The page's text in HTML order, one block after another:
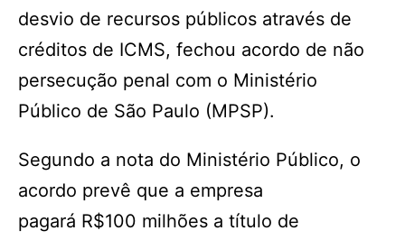
desvio de recursos públicos através de
créditos de ICMS, fechou acordo de não
persecução penal com o Ministério
Público de São Paulo (MPSP).
Segundo a nota do Ministério Público, o
acordo prevê que a empresa
pagará R$100 milhões a título de